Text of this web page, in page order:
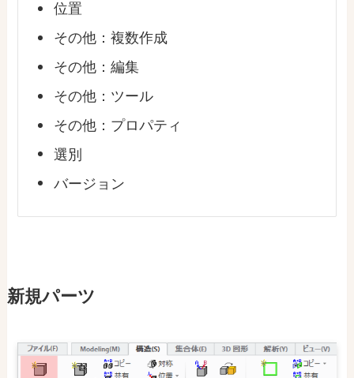
位置
その他：複数作成
その他：編集
その他：ツール
その他：プロパティ
選別
バージョン
新規パーツ